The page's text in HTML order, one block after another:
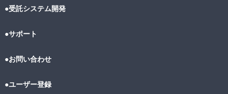
●受託システム開発
●サポート
●お問い合わせ
●ユーザー登録